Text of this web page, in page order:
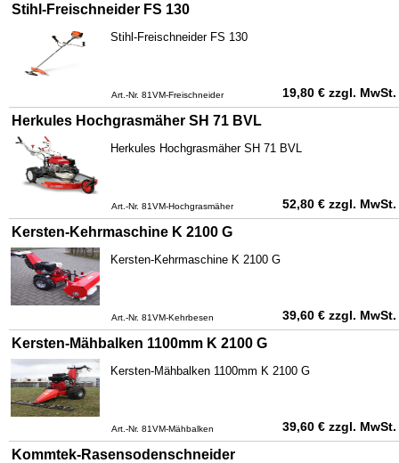
Stihl-Freischneider FS 130
Stihl-Freischneider FS 130
Art.-Nr. 81VM-Freischneider 19,80 € zzgl. MwSt.
Herkules Hochgrasmäher SH 71 BVL
Herkules Hochgrasmäher SH 71 BVL
Art.-Nr. 81VM-Hochgrasmäher 52,80 € zzgl. MwSt.
Kersten-Kehrmaschine K 2100 G
Kersten-Kehrmaschine K 2100 G
Art.-Nr. 81VM-Kehrbesen 39,60 € zzgl. MwSt.
Kersten-Mähbalken 1100mm K 2100 G
Kersten-Mähbalken 1100mm K 2100 G
Art.-Nr. 81VM-Mähbalken 39,60 € zzgl. MwSt.
Kommtek-Rasensodenschneider